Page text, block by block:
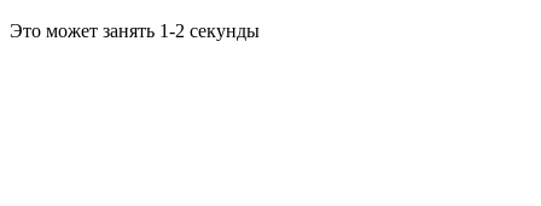
Это может занять 1-2 секунды